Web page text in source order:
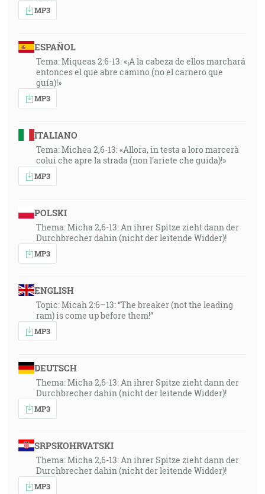
MP3
ESPAÑOL
Tema: Miqueas 2:6-13: «¡A la cabeza de ellos marchará
entonces el que abre camino (no el carnero que
guía)!»
MP3
ITALIANO
Tema: Michea 2,6-13: «Allora, in testa a loro marcerà
colui che apre la strada (non l’ariete che guida)!»
MP3
POLSKI
Thema: Micha 2,6-13: An ihrer Spitze zieht dann der
Durchbrecher dahin (nicht der leitende Widder)!
MP3
ENGLISH
Topic: Micah 2:6–13: “The breaker (not the leading
ram) is come up before them!”
MP3
DEUTSCH
Thema: Micha 2,6-13: An ihrer Spitze zieht dann der
Durchbrecher dahin (nicht der leitende Widder)!
MP3
SRPSKOHRVATSKI
Thema: Micha 2,6-13: An ihrer Spitze zieht dann der
Durchbrecher dahin (nicht der leitende Widder)!
MP3